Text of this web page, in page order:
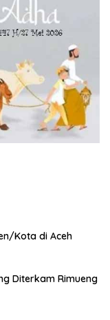
Kota di Aceh
Diterkam Rimueng